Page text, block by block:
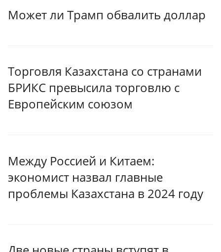
Может ли Трамп обвалить доллар
Торговля Казахстана со странами
БРИКС превысила торговлю с
Европейским союзом
Между Россией и Китаем:
экономист назвал главные
проблемы Казахстана в 2024 году